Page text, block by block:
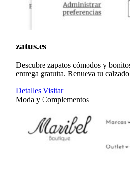
zatus.es
Descubre zapatos cómodos y
entrega gratuita. Renueva tu
Detalles Visitar
Moda y Complementos